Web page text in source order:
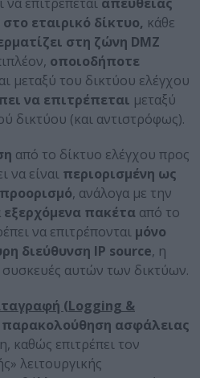
εταιρικό δίκτυο, κάθε
στη ζώνη DMZ
οποιοδήποτε
μεταξύ του δικτύου ελέγχου
να επιτρέπεται μεταξύ
δικτύου (και αντιστρόφως).
από το δίκτυο ελέγχου προς
να είναι περιορισμένη ως
, ανάλογα με την
εξερχόμενα πακέτα από το
να επιτρέπονται μόνο
διεύθυνση IP source, η
συσκευές αυτών των δικτύων.
(Logging &
παρακολούθηση ασφάλειας
καθώς επιτρέπει τον
λειτουργικής